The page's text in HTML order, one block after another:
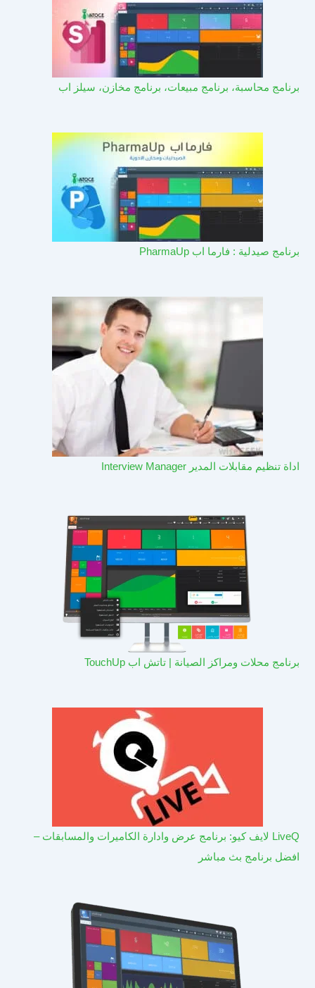
برنامج محاسبة، برنامج مبيعات، برنامج مخازن، سيلز اب
برنامج صيدلية : فارما اب PharmaUp​
اداة تنظيم مقابلات المدير Interview Manager
برنامج محلات ومراكز الصيانة | تاتش اب TouchUp
LiveQ لايف كيو: برنامج عرض وادارة الكاميرات والمسابقات –
افضل برنامج بث مباشر